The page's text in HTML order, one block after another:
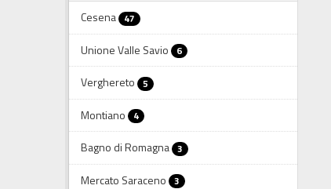
Cesena 47
Unione Valle Savio 6
Verghereto 5
Montiano 4
Bagno di Romagna 3
Mercato Saraceno 3